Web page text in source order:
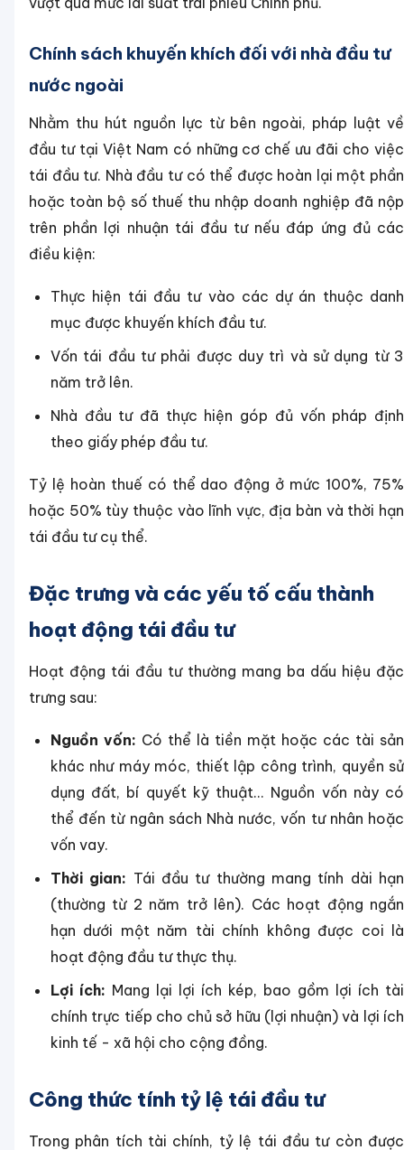
Chính sách khuyến khích đối với nhà đầu tư
nước ngoài
Nhằm thu hút nguồn lực từ bên ngoài, pháp luật về
đầu tư tại Việt Nam có những cơ chế ưu đãi cho việc
tái đầu tư. Nhà đầu tư có thể được hoàn lại một phần
hoặc toàn bộ số thuế thu nhập doanh nghiệp đã nộp
trên phần lợi nhuận tái đầu tư nếu đáp ứng đủ các
điều kiện:
Thực hiện tái đầu tư vào các dự án thuộc danh
mục được khuyến khích đầu tư.
Vốn tái đầu tư phải được duy trì và sử dụng từ 3
năm trở lên.
Nhà đầu tư đã thực hiện góp đủ vốn pháp định
theo giấy phép đầu tư.
Tỷ lệ hoàn thuế có thể dao động ở mức 100%, 75%
hoặc 50% tùy thuộc vào lĩnh vực, địa bàn và thời hạn
tái đầu tư cụ thể.
Đặc trưng và các yếu tố cấu thành
hoạt động tái đầu tư
Hoạt động tái đầu tư thường mang ba dấu hiệu đặc
trưng sau:
Nguồn vốn: Có thể là tiền mặt hoặc các tài sản
khác như máy móc, thiết lập công trình, quyền sử
dụng đất, bí quyết kỹ thuật... Nguồn vốn này có
thể đến từ ngân sách Nhà nước, vốn tư nhân hoặc
vốn vay.
Thời gian: Tái đầu tư thường mang tính dài hạn
(thường từ 2 năm trở lên). Các hoạt động ngắn
hạn dưới một năm tài chính không được coi là
hoạt động đầu tư thực thụ.
Lợi ích: Mang lại lợi ích kép, bao gồm lợi ích tài
chính trực tiếp cho chủ sở hữu (lợi nhuận) và lợi ích
kinh tế - xã hội cho cộng đồng.
Công thức tính tỷ lệ tái đầu tư
Trong phân tích tài chính, tỷ lệ tái đầu tư còn được